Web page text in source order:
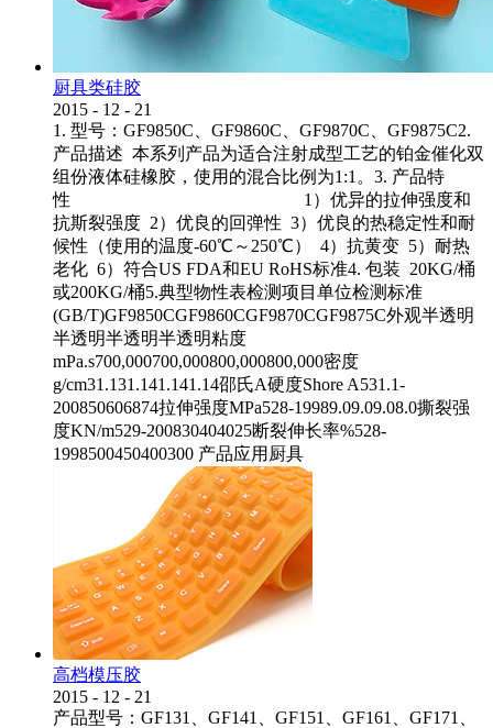
厨具类硅胶
2015 - 12 - 21
1. 型号：GF9850C、GF9860C、GF9870C、GF9875C2.
产品描述 本系列产品为适合注射成型工艺的铂金催化双
组份液体硅橡胶，使用的混合比例为1:1。3. 产品特
性 1）优异的拉伸强度和
抗斯裂强度 2）优良的回弹性 3）优良的热稳定性和耐
候性（使用的温度-60℃～250℃） 4）抗黄变 5）耐热
老化 6）符合US FDA和EU RoHS标准4. 包装 20KG/桶
或200KG/桶5.典型物性表检测项目单位检测标准
(GB/T)GF9850CGF9860CGF9870CGF9875C外观半透明
半透明半透明半透明粘度
mPa.s700,000700,000800,000800,000密度
g/cm31.131.141.141.14邵氏A硬度Shore A531.1-
200850606874拉伸强度MPa528-19989.09.09.08.0撕裂强
度KN/m529-200830404025断裂伸长率%528-
1998500450400300 产品应用厨具
高档模压胶
2015 - 12 - 21
产品型号：GF131、GF141、GF151、GF161、GF171、